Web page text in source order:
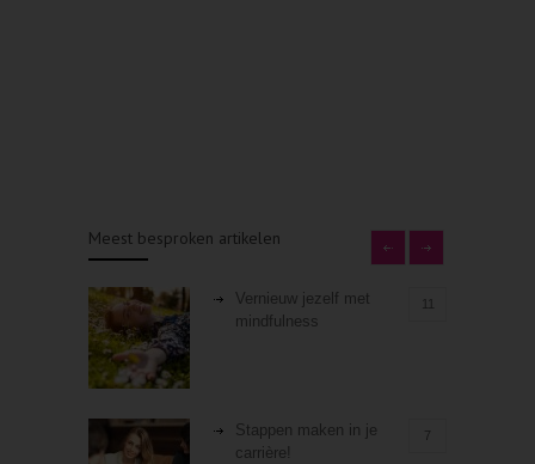
Meest besproken artikelen
Vernieuw jezelf met
mindfulness
Stappen maken in je
carrière!
7